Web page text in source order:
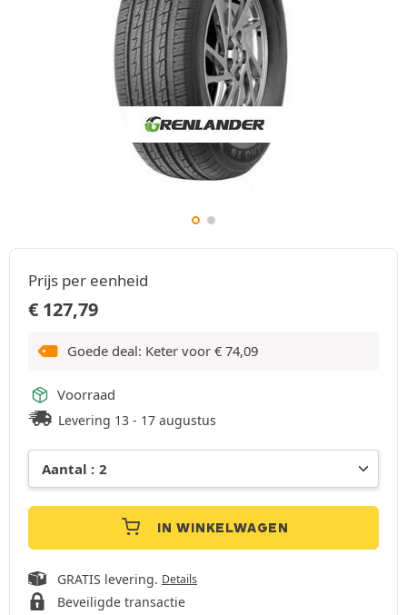
Prijs per eenheid
€ 127,79
Goede deal: Keter voor € 74,09
Voorraad
Levering 13 - 17 augustus
IN WINKELWAGEN
GRATIS levering. Details
Beveiligde transactie